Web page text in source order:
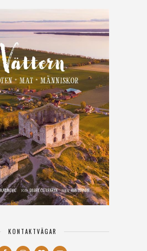
KONTAKTVÄGAR